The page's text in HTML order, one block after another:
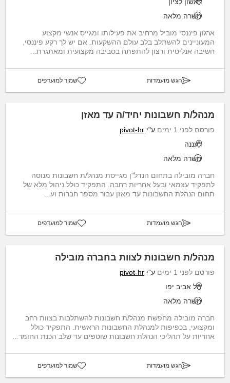
משרה מלאה
ארגון פיננסי מוביל מרחיב את פעילותו ומגייס אנשי מקצוע
המעוניינים להשתלב בלב עולם ההשקעות. אם יש לך רקע פיננסי,
חשיבה אנליטית ורצון להתפתח בסביבה מקצועית ומאתגרת...
הגש מועמדות שמור למועדפים
מנהל/ת חשבונות יחיד/ה עד מאזן
פורסם לפני 1 ימים ע"י pivot-hr
רעננה
משרה מלאה
חברה מובילה בתחום הנדל"ן מגייסת מנהל/ת חשבונות מנוסה
לתפקיד עצמאי ובעל אחריות רחבה. התפקיד כולל ניהול מלא של
תחום הנהלת החשבונות עד מאזן עבור מספר חברות וע...
הגש מועמדות שמור למועדפים
מנהל/ת חשבונות לצוות בחברה מובילה
פורסם לפני 1 ימים ע"י pivot-hr
תל אביב יפו
משרה מלאה
חברה מובילה מחפשת מנהל/ת חשבונות להשתלבות בצוות רחב
ומקצועי, בכפיפות למנהלת החשבונות הראשית. התפקיד כולל
אחריות על תהליכי הנהלת חשבונות שוטפים עד שלב הכנת החומר...
הגש מועמדות שמור למועדפים